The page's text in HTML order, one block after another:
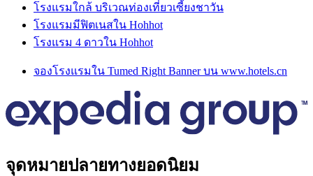
โรงแรมใกล้ บริเวณท่องเที่ยวเซี้ยงชาวัน
โรงแรมมีฟิตเนสใน Hohhot
โรงแรม 4 ดาวใน Hohhot
จองโรงแรมใน Tumed Right Banner บน www.hotels.cn
จุดหมายปลายทางยอดนิยม